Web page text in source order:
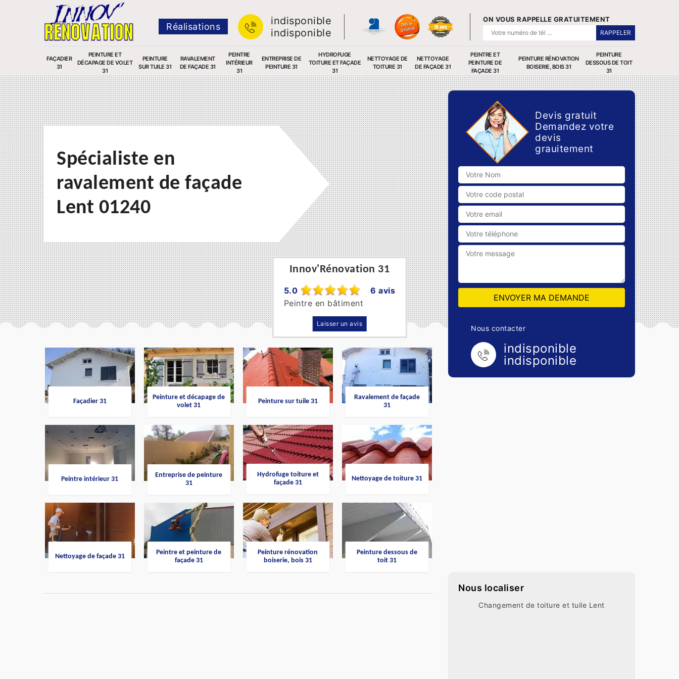
Réalisations
indisponible
indisponible
ON VOUS RAPPELLE GRATUITEMENT
FAÇADIER
31
PEINTURE ET
DÉCAPAGE DE VOLET
31
PEINTURE
SUR TUILE 31
RAVALEMENT
DE FAÇADE 31
PEINTRE
INTÉRIEUR
31
ENTREPRISE DE
PEINTURE 31
HYDROFUGE
TOITURE ET FAÇADE
31
NETTOYAGE DE
TOITURE 31
NETTOYAGE
DE FAÇADE 31
PEINTRE ET
PEINTURE DE
FAÇADE 31
PEINTURE RÉNOVATION
BOISERIE, BOIS 31
PEINTURE
DESSOUS DE TOIT
31
Innov'Rénovation 31
5.0
6 avis
Peintre en bâtiment
Laisser un avis
Spécialiste en
ravalement de façade
Lent 01240
Façadier 31
Peinture et décapage de
volet 31
Peinture sur tuile 31
Ravalement de façade
31
Peintre intérieur 31
Entreprise de peinture
31
Hydrofuge toiture et
façade 31
Nettoyage de toiture 31
Nettoyage de façade 31
Peintre et peinture de
façade 31
Peinture rénovation
boiserie, bois 31
Peinture dessous de
toit 31
Devis gratuit
Demandez votre
devis
grauitement
Nous contacter
indisponible
indisponible
Nous localiser
Changement de toiture et tuile Lent